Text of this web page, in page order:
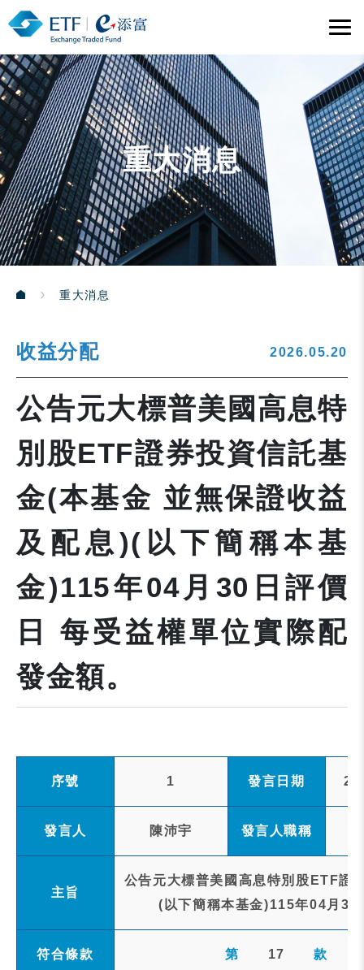
重大消息
重大消息
收益分配 2026.05.20
公告元大標普美國高息特
別股ETF證券投資信託基
金(本基金 並無保證收益
及配息)(以下簡稱本基
金)115年04月30日評價
日 每受益權單位實際配
發金額。
序號 1 發言日期
發言人 陳沛宇 發言人職稱
主旨
公告元大標普美國高息特別股ETF證
(以下簡稱本基金)115年04月30
符合條款 第 17 款